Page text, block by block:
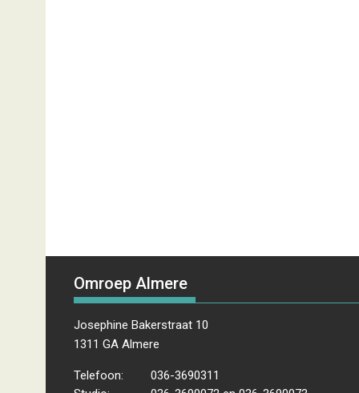
Omroep Almere
Josephine Bakerstraat 10
1311 GA Almere
Telefoon:
036-3690311